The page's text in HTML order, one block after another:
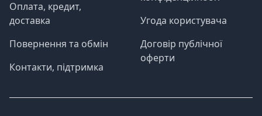
Оплата, кредит,
доставка
Повернення та обмін
Контакти, підтримка
Угода користувача
Договір публічної
оферти